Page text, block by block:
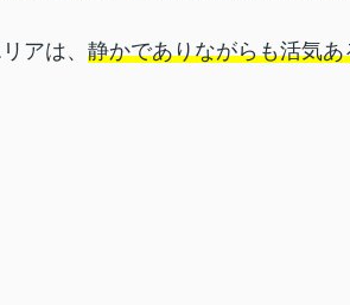
アは、 静かでありながらも活気あ